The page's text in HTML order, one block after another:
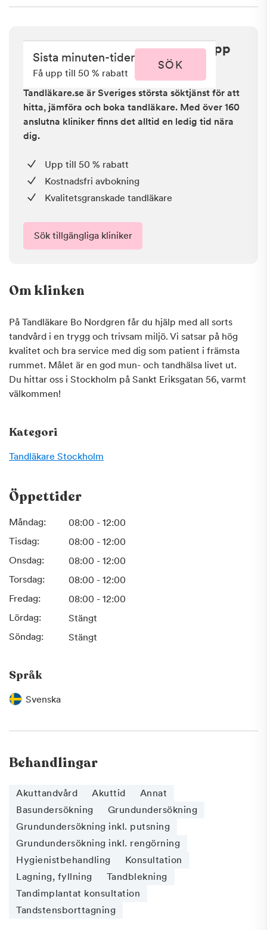
Sista minuten i Stockholm - få upp
till 50 % rabatt
Tandläkare.se är Sveriges största söktjänst för att
hitta, jämföra och boka tandläkare. Med över 160
anslutna kliniker finns det alltid en ledig tid nära
dig.
Upp till 50 % rabatt
Kostnadsfri avbokning
Kvalitetsgranskade tandläkare
Sök tillgängliga kliniker
Sista minuten-tider
Få upp till 50 % rabatt
SÖK
Om klinken
På Tandläkare Bo Nordgren får du hjälp med all sorts
tandvård i en trygg och trivsam miljö. Vi satsar på hög
kvalitet och bra service med dig som patient i främsta
rummet. Målet är en god mun- och tandhälsa livet ut.
Du hittar oss i Stockholm på Sankt Eriksgatan 56, varmt
välkommen!
Kategori
Tandläkare Stockholm
Öppettider
Måndag:
08:00 - 12:00
Tisdag:
08:00 - 12:00
Onsdag:
08:00 - 12:00
Torsdag:
08:00 - 12:00
Fredag:
08:00 - 12:00
Lördag:
Stängt
Söndag:
Stängt
Språk
Svenska
Behandlingar
Akuttandvård Akuttid
Annat
Basundersökning
Grundundersökning
Grundundersökning inkl. putsning
Grundundersökning inkl. rengörning
Hygienistbehandling
Konsultation
Lagning, fyllning
Tandblekning
Tandimplantat konsultation
Tandstensborttagning